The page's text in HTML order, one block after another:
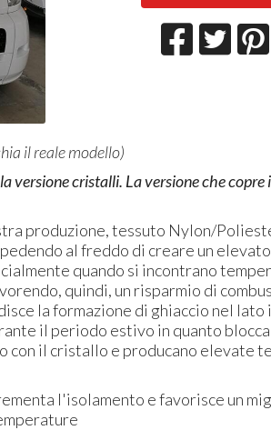
il reale modello)
versione cristalli. La versione che copre
produzione, tessuto Nylon/
al freddo di creare un
quando si incontrano
quindi, un risparmio di
la formazione di ghiaccio nel lato
il periodo estivo in quanto
con il cristallo e producano elevate
l'isolamento e favorisce un